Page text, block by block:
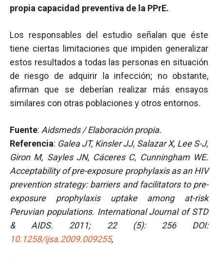
propia capacidad preventiva de la PPrE.
Los responsables del estudio señalan que éste
tiene ciertas limitaciones que impiden generalizar
estos resultados a todas las personas en situación
de riesgo de adquirir la infección; no obstante,
afirman que se deberían realizar más ensayos
similares con otras poblaciones y otros entornos.
Fuente: Aidsmeds / Elaboración propia.
Referencia: Galea JT, Kinsler JJ, Salazar X, Lee S-J,
Giron M, Sayles JN, Cáceres C, Cunningham WE.
Acceptability of pre-exposure prophylaxis as an HIV
prevention strategy: barriers and facilitators to pre-
exposure prophylaxis uptake among at-risk
Peruvian populations. International Journal of STD
& AIDS. 2011; 22 (5): 256 DOI:
10.1258/ijsa.2009.009255,